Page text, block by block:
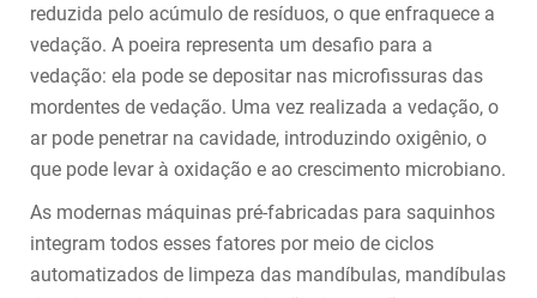
reduzida pelo acúmulo de resíduos, o que enfraquece a
vedação. A poeira representa um desafio para a
vedação: ela pode se depositar nas microfissuras das
mordentes de vedação. Uma vez realizada a vedação, o
ar pode penetrar na cavidade, introduzindo oxigênio, o
que pode levar à oxidação e ao crescimento microbiano.
As modernas máquinas pré-fabricadas para saquinhos
integram todos esses fatores por meio de ciclos
automatizados de limpeza das mandíbulas, mandíbulas